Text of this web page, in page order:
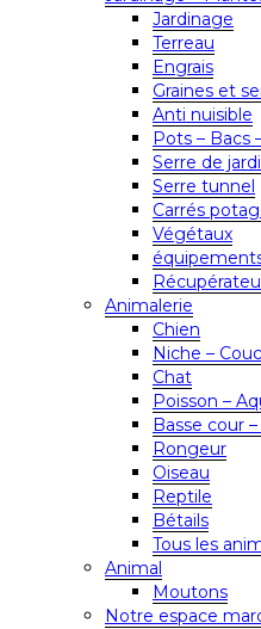
Jardinage
Terreau
Engrais
Graines et
Anti nuisible
Pots – Bacs
Serre de
Serre tunnel
Carrés
Végétaux
Animalerie
Chien
Niche –
Chat
Poisson –
Basse cour
Rongeur
Oiseau
Reptile
Bétails
Tous les
Animal
Moutons
Notre espace